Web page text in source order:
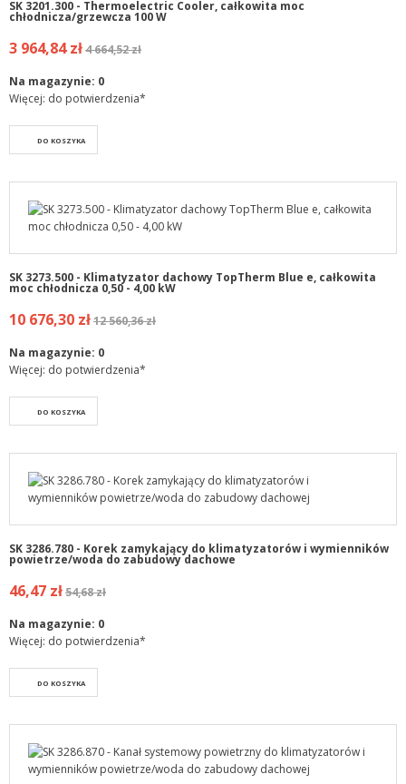
SK 3201.300 - Thermoelectric Cooler, całkowita moc
chłodnicza/grzewcza 100 W
3 964,84 zł4 664,52 zł
Na magazynie: 0
Więcej: do potwierdzenia*
DO KOSZYKA
SK 3273.500 - Klimatyzator dachowy TopTherm Blue e, całkowita
moc chłodnicza 0,50 - 4,00 kW
10 676,30 zł12 560,36 zł
Na magazynie: 0
Więcej: do potwierdzenia*
DO KOSZYKA
SK 3286.780 - Korek zamykający do klimatyzatorów i wymienników
powietrze/woda do zabudowy dachowe
46,47 zł54,68 zł
Na magazynie: 0
Więcej: do potwierdzenia*
DO KOSZYKA